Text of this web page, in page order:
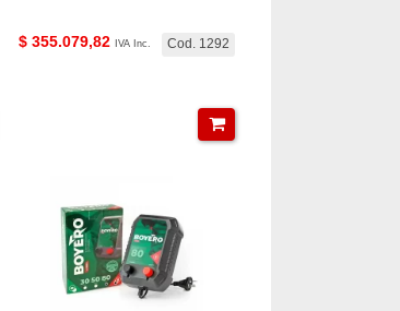
Cod. 1292
$ 355.079,82 IVA Inc.